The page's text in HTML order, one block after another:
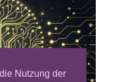
Nutzung der